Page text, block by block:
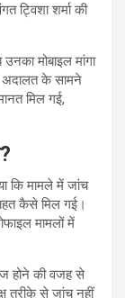
ट्विशा शर्मा की
मोबाइल मांगा
अदालत के सामने
मिल गई,
कि मामले में जांच
कैसे मिल गई।
मामलों में
होने की वजह से
तरीके से जांच नहीं